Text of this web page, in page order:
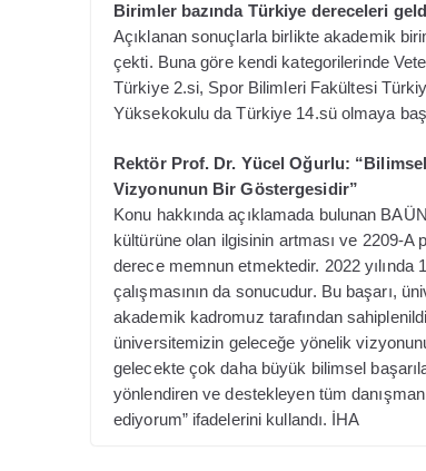
Birimler bazında Türkiye dereceleri
Açıklanan sonuçlarla birlikte akademik
çekti. Buna göre kendi kategorilerinde
Türkiye 2.si, Spor Bilimleri Fakültesi
Yüksekokulu da Türkiye 14.sü olmaya
Rektör Prof. Dr. Yücel Oğurlu:
Vizyonunun Bir Göstergesidir”
Konu hakkında açıklamada bulunan
kültürüne olan ilgisinin artması ve 2209-A
derece memnun etmektedir. 2022 yılında
çalışmasının da sonucudur. Bu başarı,
akademik kadromuz tarafından
üniversitemizin geleceğe yönelik
gelecekte çok daha büyük bilimsel
yönlendiren ve destekleyen tüm
ediyorum” ifadelerini kullandı. İHA